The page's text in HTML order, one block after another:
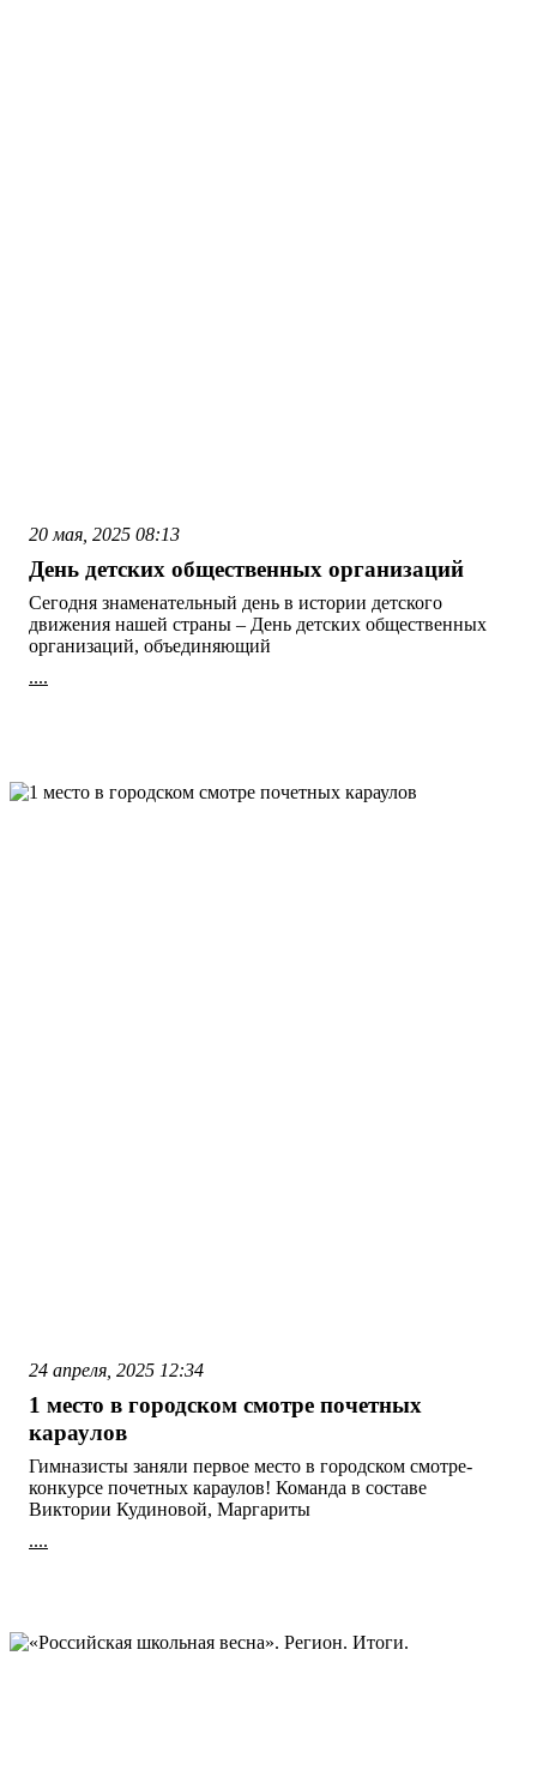
20 мая, 2025 08:13
День детских общественных организаций
Сегодня знаменательный день в истории детского
движения нашей страны – День детских общественных
организаций, объединяющий
....
24 апреля, 2025 12:34
1 место в городском смотре почетных
караулов
Гимназисты заняли первое место в городском смотре-
конкурсе почетных караулов! Команда в составе
Виктории Кудиновой, Маргариты
....